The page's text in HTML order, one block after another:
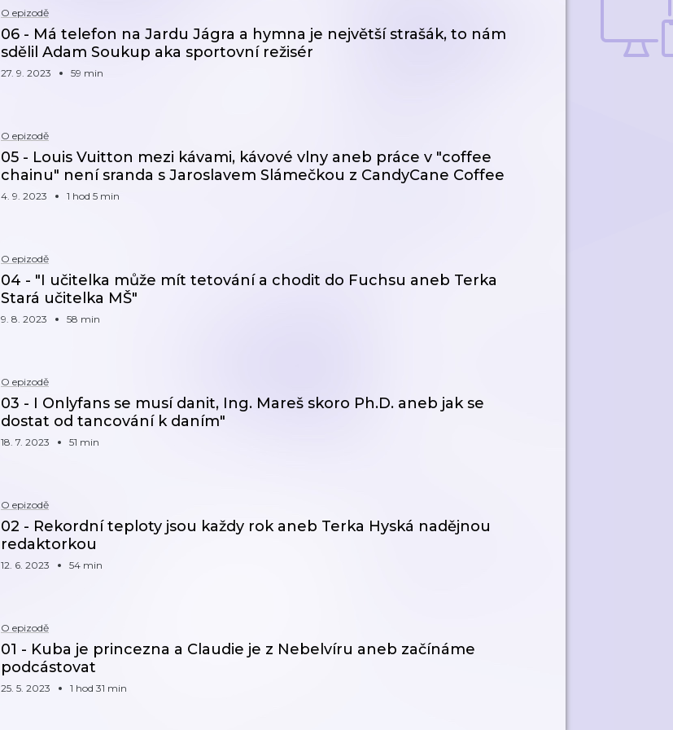
O epizodě
06 - Má telefon na Jardu Jágra a hymna je největší strašák, to nám
sdělil Adam Soukup aka sportovní režisér
27. 9. 2023 59 min
O epizodě
05 - Louis Vuitton mezi kávami, kávové vlny aneb práce v "coffee
chainu" není sranda s Jaroslavem Slámečkou z CandyCane Coffee
4. 9. 2023 1 hod 5 min
O epizodě
04 - "I učitelka může mít tetování a chodit do Fuchsu aneb Terka
Stará učitelka MŠ"
9. 8. 2023 58 min
O epizodě
03 - I Onlyfans se musí danit, Ing. Mareš skoro Ph.D. aneb jak se
dostat od tancování k daním"
18. 7. 2023 51 min
O epizodě
02 - Rekordní teploty jsou každy rok aneb Terka Hyská nadějnou
redaktorkou
12. 6. 2023 54 min
O epizodě
01 - Kuba je princezna a Claudie je z Nebelvíru aneb začínáme
podcástovat
25. 5. 2023 1 hod 31 min